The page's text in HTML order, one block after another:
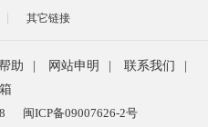
其它链接
助 网站申明 联系我们
闽ICP备09007626-2号